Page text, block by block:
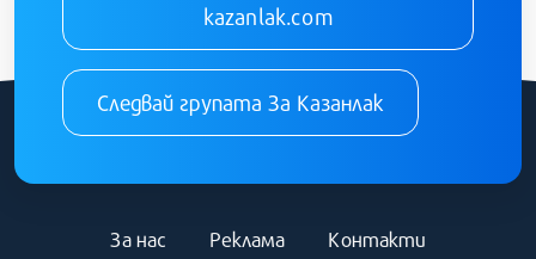
kazanlak.com
Следвай групата За Казанлак
За нас Реклама Контакти